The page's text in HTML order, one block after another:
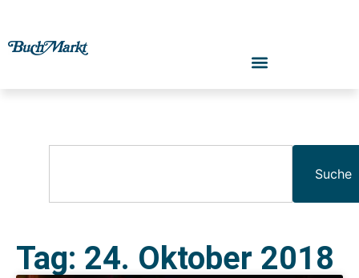
Suche
Tag: 24. Oktober 2018